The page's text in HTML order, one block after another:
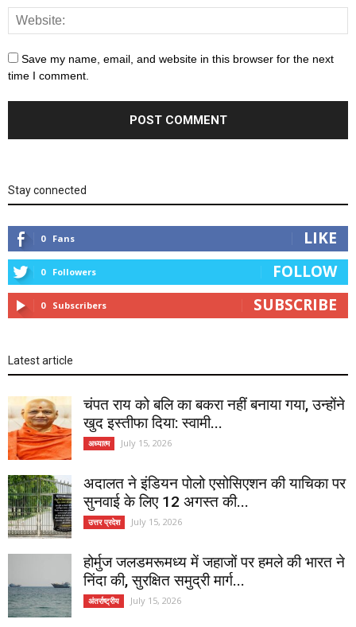
Save my name, email, and website in this browser for the next
time I comment.
Stay connected
0 Fans LIKE
0 Followers FOLLOW
0 Subscribers SUBSCRIBE
Latest article
चंपत राय को बलि का बकरा नहीं बनाया गया, उन्होंने
खुद इस्तीफा दिया: स्वामी...
अध्यात्म July 15, 2026
अदालत ने इंडियन पोलो एसोसिएशन की याचिका पर
सुनवाई के लिए 12 अगस्त की...
उत्तर प्रदेश July 15, 2026
होर्मुज जलडमरूमध्य में जहाजों पर हमले की भारत ने
निंदा की, सुरक्षित समुद्री मार्ग...
अंतर्राष्ट्रीय July 15, 2026